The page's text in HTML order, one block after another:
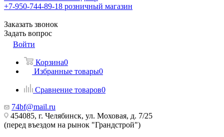
+7-950-744-89-18 розничный магазин
Заказать звонок
Задать вопрос
Войти
Корзина0
Избранные товары0
Сравнение товаров0
74bf@mail.ru
454085, г. Челябинск, ул. Моховая, д. 7/25
(перед въездом на рынок "Грандстрой")